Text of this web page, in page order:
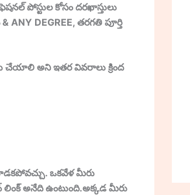
పోస్టుల కోసం దరఖాస్తులు
DEGREE, తరగతి పూర్తి
అని ఇతర వివరాలు క్రింద
ఒకవేళ మీరు
లింక్ అనేది ఉంటుంది.అక్కడ మీరు